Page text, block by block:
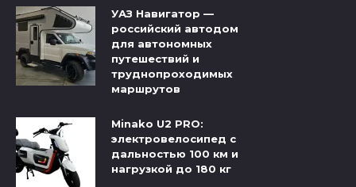
УАЗ Навигатор —
российский автодом
для автономных
путешествий и
труднопроходимых
маршрутов
Minako U2 PRO:
электровелосипед с
дальностью 100 км и
нагрузкой до 180 кг